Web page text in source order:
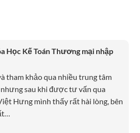
Học Kế Toán Thương mại nhập
tham khảo qua nhiều trung tâm
sau khi được tư vấn qua
Hưng mình thấy rất hài lòng, bên